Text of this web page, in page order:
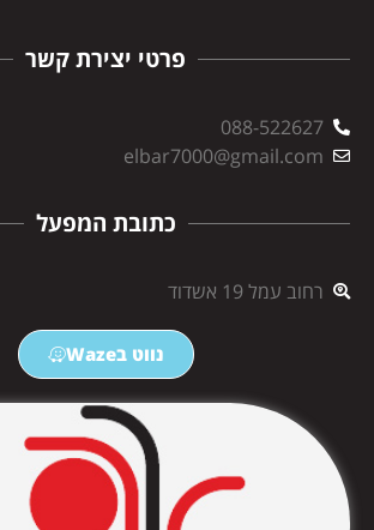
פרטי יצירת קשר
088-522627
elbar7000@gmail.com
כתובת המפעל
רחוב עמל 19 אשדוד
נווט בWaze